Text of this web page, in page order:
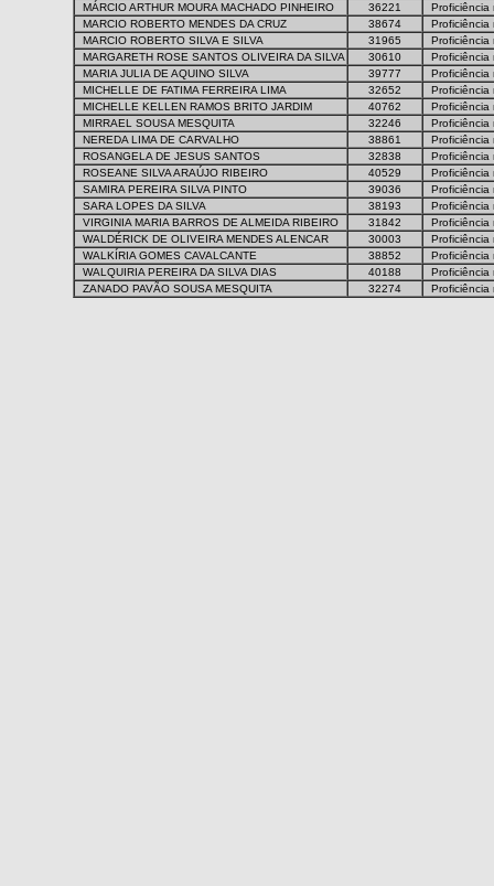
MÁRCIO ARTHUR MOURA MACHADO PINHEIRO
36221
Proficiência
MARCIO ROBERTO MENDES DA CRUZ
38674
Proficiência
MARCIO ROBERTO SILVA E SILVA
31965
Proficiência
MARGARETH ROSE SANTOS OLIVEIRA DA SILVA
30610
Proficiência
MARIA JULIA DE AQUINO SILVA
39777
Proficiência
MICHELLE DE FATIMA FERREIRA LIMA
32652
Proficiência
MICHELLE KELLEN RAMOS BRITO JARDIM
40762
Proficiência
MIRRAEL SOUSA MESQUITA
32246
Proficiência
NEREDA LIMA DE CARVALHO
38861
Proficiência
ROSANGELA DE JESUS SANTOS
32838
Proficiência
ROSEANE SILVA ARAÚJO RIBEIRO
40529
Proficiência
SAMIRA PEREIRA SILVA PINTO
39036
Proficiência
SARA LOPES DA SILVA
38193
Proficiência
VIRGINIA MARIA BARROS DE ALMEIDA RIBEIRO
31842
Proficiência
WALDÉRICK DE OLIVEIRA MENDES ALENCAR
30003
Proficiência
WALKÍRIA GOMES CAVALCANTE
38852
Proficiência
WALQUIRIA PEREIRA DA SILVA DIAS
40188
Proficiência
ZANADO PAVÃO SOUSA MESQUITA
32274 Proficiência